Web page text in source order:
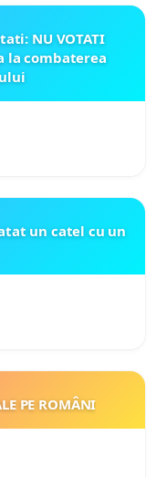
NU VOTATI
la combaterea
un catel cu un
PE ROMÂNI